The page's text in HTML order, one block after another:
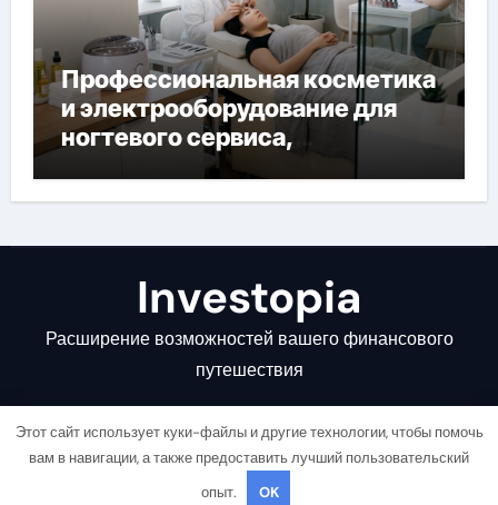
Профессиональная косметика
и электрооборудование для
ногтевого сервиса,
наращивания ресниц и
депиляции
Investopia
Расширение возможностей вашего финансового
путешествия
Copyright © All rights reserved |
Этот сайт использует куки-файлы и другие технологии, чтобы помочь
вам в навигации, а также предоставить лучший пользовательский
опыт.
OK